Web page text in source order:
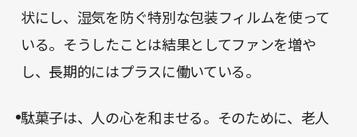
状にし、湿気を防ぐ特別な包装フィルムを使って
いる。そうしたことは結果としてファンを増や
し、長期的にはプラスに働いている。
駄菓子は、人の心を和ませる。そのために、老人